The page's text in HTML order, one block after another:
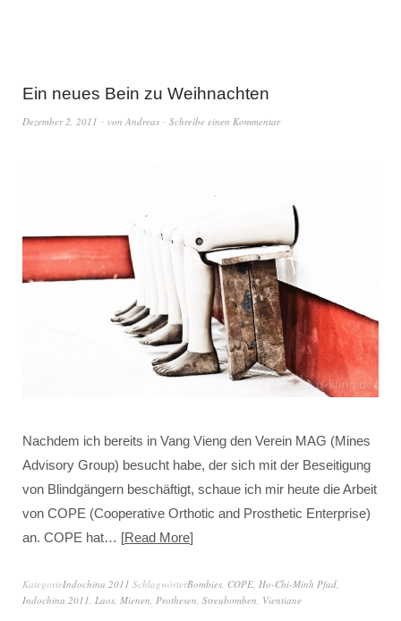
Ein neues Bein zu Weihnachten
Dezember 2, 2011 von Andreas Schreibe einen Kommentar
Nachdem ich bereits in Vang Vieng den Verein MAG (Mines
Advisory Group) besucht habe, der sich mit der Beseitigung
von Blindgängern beschäftigt, schaue ich mir heute die Arbeit
von COPE (Cooperative Orthotic and Prosthetic Enterprise)
an. COPE hat…
Read More
KategorieIndochina 2011 SchlagwörterBombies COPE Ho-Chi-Minh Pfad
Indochina 2011 Laos Mienen Prothesen Streubomben Vientiane